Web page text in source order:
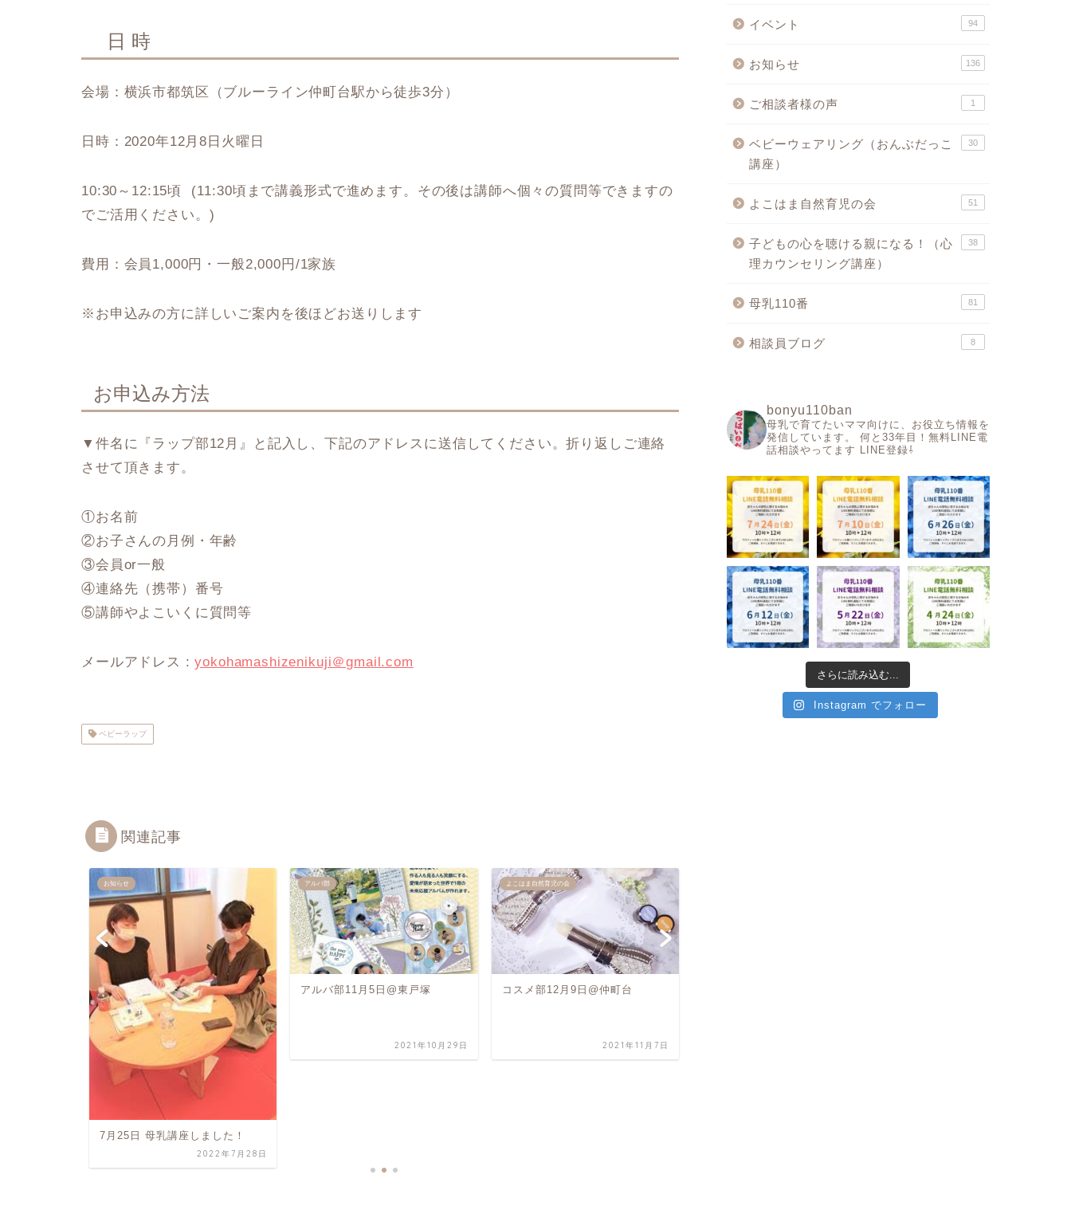
日 時
会場：横浜市都筑区（ブルーライン仲町台駅から徒歩3分）
日時：2020年12月8日火曜日
10:30～12:15頃 (11:30頃まで講義形式で進めます。その後は講師へ個々の質問等できますの
でご活用ください。)
費用：会員1,000円・一般2,000円/1家族
※お申込みの方に詳しいご案内を後ほどお送りします
お申込み方法
▼件名に『ラップ部12月』と記入し、下記のアドレスに送信してください。折り返しご連絡
させて頂きます。
①お名前
②お子さんの月例・年齢
③会員or一般
④連絡先（携帯）番号
⑤講師やよこいくに質問等
メールアドレス :yokohamashizenikuji＠gmail.com
ベビーラップ
関連記事
お知らせ
7月25日 母乳講座しました！
2022年7月28日
アルバ部
アルバ部11月5日@東戸塚
2021年10月29日
よこはま自然育児の会
コスメ部12月9日@仲町台
2021年11月7日
イベント 94
お知らせ 136
ご相談者様の声 1
ベビーウェアリング（おんぶだっこ
講座）
30
よこはま自然育児の会 51
子どもの心を聴ける親になる！（心
理カウンセリング講座）
38
母乳110番 81
相談員ブログ 8
bonyu110ban
母乳で育てたいママ向けに、お役立ち情報を
発信しています。
何と33年目！無料LINE電
話相談やってます LINE登録⇩
さらに読み込む...
Instagram でフォロー